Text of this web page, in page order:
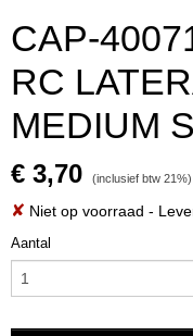
CAP-
RC
MEDIUM
€ 3,70 (inclusief btw 21%)
✘ Niet op voorraad -
Aantal